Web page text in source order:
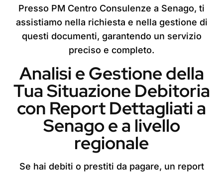
Presso PM Centro Consulenze a Senago, ti
assistiamo nella richiesta e nella gestione di
questi documenti, garantendo un servizio
preciso e completo.
Analisi e Gestione della
Tua Situazione Debitoria
con Report Dettagliati a
Senago e a livello
regionale
Se hai debiti o prestiti da pagare, un report